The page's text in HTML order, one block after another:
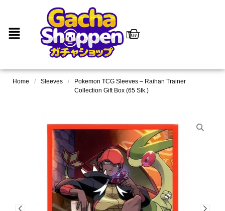
Home / Sleeves /
Pokemon TCG Sleeves – Raihan Trainer
Collection Gift Box (65 Stk.)